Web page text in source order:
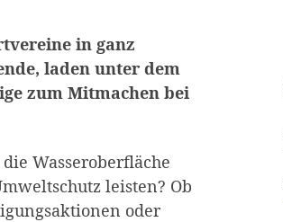
in ganz
laden unter dem
zum Mitmachen bei
Wasseroberfläche
leisten? Ob
oder